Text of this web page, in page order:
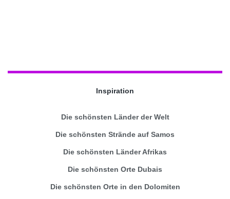
Inspiration
Die schönsten Länder der Welt
Die schönsten Strände auf Samos
Die schönsten Länder Afrikas
Die schönsten Orte Dubais
Die schönsten Orte in den Dolomiten